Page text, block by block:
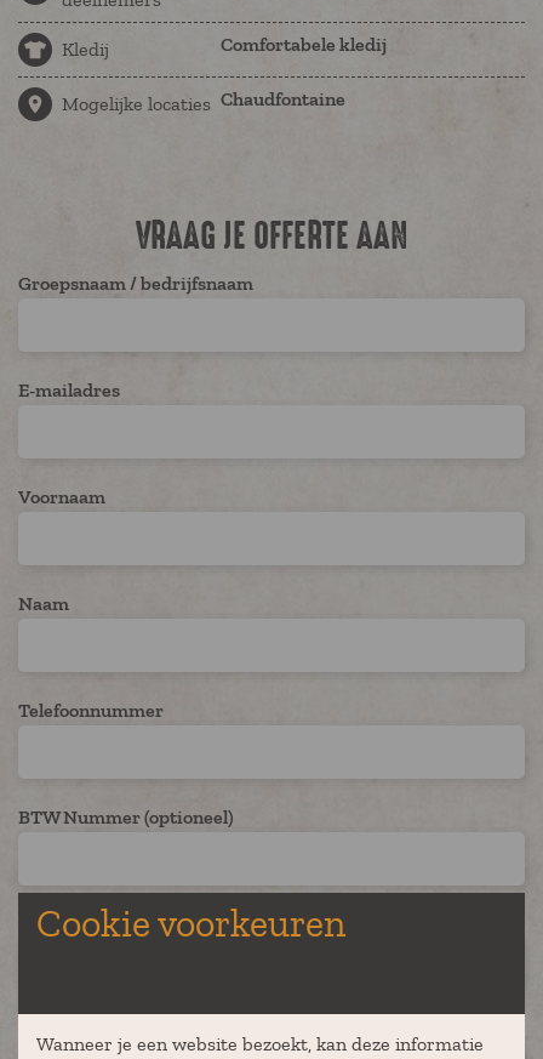
Kledij Comfortabele kledij
Mogelijke locaties Chaudfontaine
VRAAG JE OFFERTE AAN
Groepsnaam / bedrijfsnaam
E-mailadres
Voornaam
Naam
Telefoonnummer
BTW Nummer (optioneel)
Straat + Nr.
Cookie voorkeuren
Wanneer je een website bezoekt, kan deze informatie